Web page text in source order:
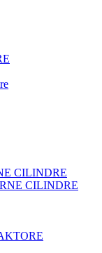
CILINDRE
CILINDRE